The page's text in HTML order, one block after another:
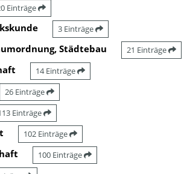
Einträge
3 Einträge
Städtebau 21 Einträge
14 Einträge
26 Einträge
Einträge
102 Einträge
100 Einträge